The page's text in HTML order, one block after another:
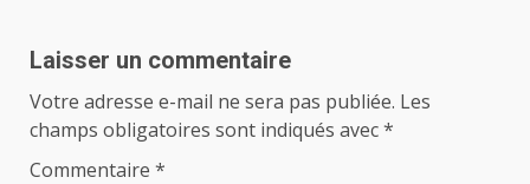
Laisser un commentaire
Votre adresse e-mail ne sera pas publiée. Les
champs obligatoires sont indiqués avec*
Commentaire *